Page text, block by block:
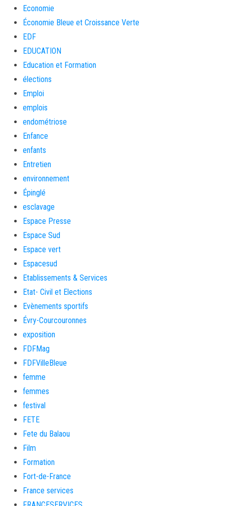
Economie
Économie Bleue et Croissance Verte
EDF
EDUCATION
Education et Formation
élections
Emploi
emplois
endométriose
Enfance
enfants
Entretien
environnement
Épinglé
esclavage
Espace Presse
Espace Sud
Espace vert
Espacesud
Etablissements & Services
Etat- Civil et Elections
Evènements sportifs
Évry-Courcouronnes
exposition
FDFMag
FDFVilleBleue
femme
femmes
festival
FETE
Fete du Balaou
Film
Formation
Fort-de-France
France services